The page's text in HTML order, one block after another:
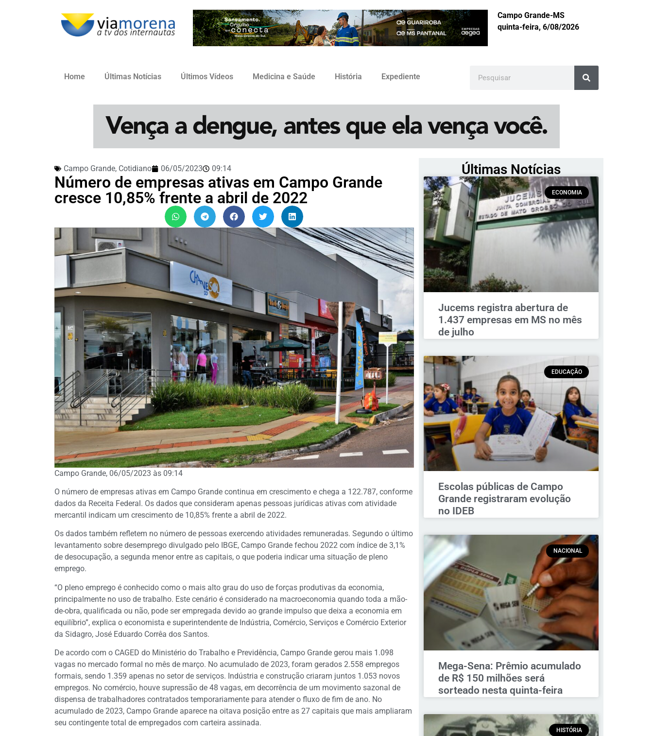
Campo Grande-MS
quinta-feira, 6/08/2026
Home Últimas Notícias Últimos Vídeos Medicina e Saúde História Expediente
Campo Grande, Cotidiano 06/05/2023 09:14
Número de empresas ativas em Campo Grande
cresce 10,85% frente a abril de 2022
Campo Grande, 06/05/2023 às 09:14
O número de empresas ativas em Campo Grande continua em crescimento e chega a 122.787, conforme
dados da Receita Federal. Os dados que consideram apenas pessoas jurídicas ativas com atividade
mercantil indicam um crescimento de 10,85% frente a abril de 2022.
Os dados também refletem no número de pessoas exercendo atividades remuneradas. Segundo o último
levantamento sobre desemprego divulgado pelo IBGE, Campo Grande fechou 2022 com índice de 3,1%
de desocupação, a segunda menor entre as capitais, o que poderia indicar uma situação de pleno
emprego.
“O pleno emprego é conhecido como o mais alto grau do uso de forças produtivas da economia,
principalmente no uso de trabalho. Este cenário é considerado na macroeconomia quando toda a mão-
de-obra, qualificada ou não, pode ser empregada devido ao grande impulso que deixa a economia em
equilíbrio”, explica o economista e superintendente de Indústria, Comércio, Serviços e Comércio Exterior
da Sidagro, José Eduardo Corrêa dos Santos.
De acordo com o CAGED do Ministério do Trabalho e Previdência, Campo Grande gerou mais 1.098
vagas no mercado formal no mês de março. No acumulado de 2023, foram gerados 2.558 empregos
formais, sendo 1.359 apenas no setor de serviços. Indústria e construção criaram juntos 1.053 novos
empregos. No comércio, houve supressão de 48 vagas, em decorrência de um movimento sazonal de
dispensa de trabalhadores contratados temporariamente para atender o fluxo de fim de ano. No
acumulado de 2023, Campo Grande aparece na oitava posição entre as 27 capitais que mais ampliaram
seu contingente total de empregados com carteira assinada.
Últimas Notícias
ECONOMIA
Jucems registra abertura de
1.437 empresas em MS no mês
de julho
EDUCAÇÃO
Escolas públicas de Campo
Grande registraram evolução
no IDEB
NACIONAL
Mega-Sena: Prêmio acumulado
de R$ 150 milhões será
sorteado nesta quinta-feira
HISTÓRIA